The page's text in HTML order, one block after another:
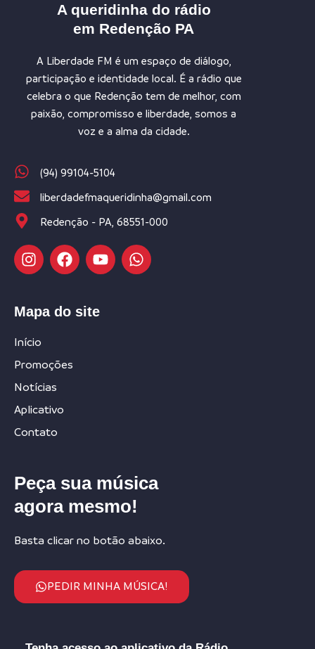
A queridinha do rádio
em Redenção PA
A Liberdade FM é um espaço de diálogo,
participação e identidade local. É a rádio que
celebra o que Redenção tem de melhor, com
paixão, compromisso e liberdade, somos a
voz e a alma da cidade.
(94) 99104-5104
liberdadefmaqueridinha@gmail.com
Redenção - PA, 68551-000
Mapa do site
Início
Promoções
Notícias
Aplicativo
Contato
Peça sua música
agora mesmo!
Basta clicar no botão abaixo.
PEDIR MINHA MÚSICA!